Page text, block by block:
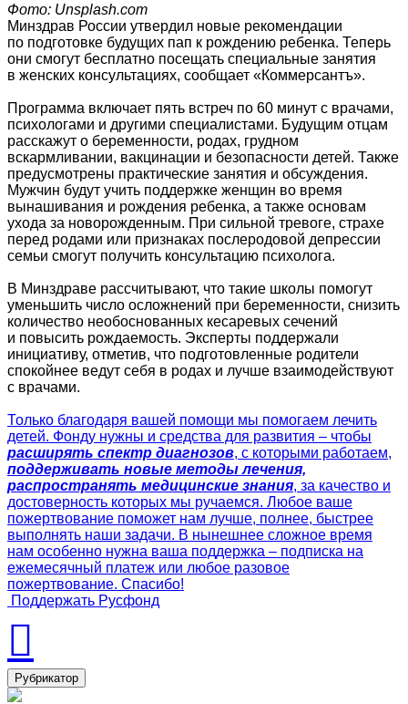
Фото: Unsplash.com
Минздрав России утвердил новые рекомендации
по подготовке будущих пап к рождению ребенка. Теперь
они смогут бесплатно посещать специальные занятия
в женских консультациях, сообщает «Коммерсантъ».
Программа включает пять встреч по 60 минут с врачами,
психологами и другими специалистами. Будущим отцам
расскажут о беременности, родах, грудном
вскармливании, вакцинации и безопасности детей. Также
предусмотрены практические занятия и обсуждения.
Мужчин будут учить поддержке женщин во время
вынашивания и рождения ребенка, а также основам
ухода за новорожденным. При сильной тревоге, страхе
перед родами или признаках послеродовой депрессии
семьи смогут получить консультацию психолога.
В Минздраве рассчитывают, что такие школы помогут
уменьшить число осложнений при беременности, снизить
количество необоснованных кесаревых сечений
и повысить рождаемость. Эксперты поддержали
инициативу, отметив, что подготовленные родители
спокойнее ведут себя в родах и лучше взаимодействуют
с врачами.
Только благодаря вашей помощи мы помогаем лечить
детей. Фонду нужны и средства для развития – чтобы
расширять спектр диагнозов, с которыми работаем,
поддерживать новые методы лечения,
распространять медицинские знания, за качество и
достоверность которых мы ручаемся. Любое ваше
пожертвование поможет нам лучше, полнее, быстрее
выполнять наши задачи. В нынешнее сложное время
нам особенно нужна ваша поддержка – подписка на
ежемесячный платеж или любое разовое
пожертвование. Спасибо!
Поддержать Русфонд
Рубрикатор